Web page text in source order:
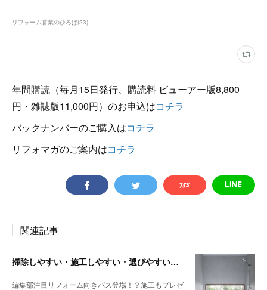
リフォーム営業のひろば(23)
年間購読（毎月15日発行、購読料 ビューアー版8,800
円・雑誌版11,000円）のお申込はコチラ
バックナンバーのご購入はコチラ
リフォマガのご案内はコチラ
関連記事
掃除しやすい・施工しやすい・選びやすい 3拍子そろった最新バス
編集部注目リフォーム向きバス登場！？施工もプレゼ